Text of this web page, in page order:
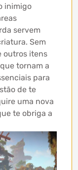
inimigo
servem
Sem
outros itens
tornam a
para
de te
uma nova
te obriga a